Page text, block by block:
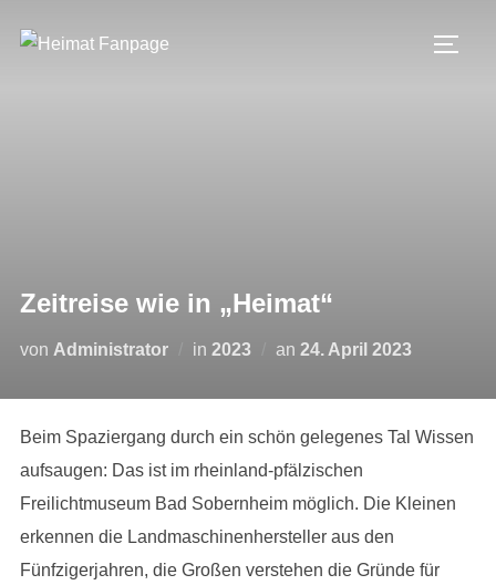
Inhalt
Zeitreise wie in „Heimat“
von Administrator in 2023 an Veröffentlicht
24. April 2023
Beim Spaziergang durch ein schön gelegenes Tal Wissen
aufsaugen: Das ist im rheinland-pfälzischen
Freilichtmuseum Bad Sobernheim möglich. Die Kleinen
erkennen die Landmaschinenhersteller aus den
Fünfzigerjahren, die Großen verstehen die Gründe für